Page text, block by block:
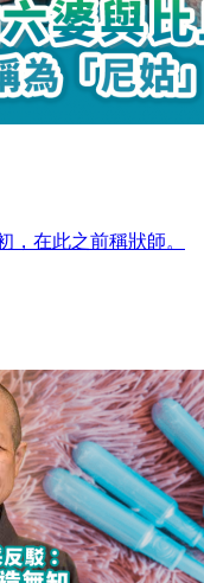
，在此之前稱狀師。